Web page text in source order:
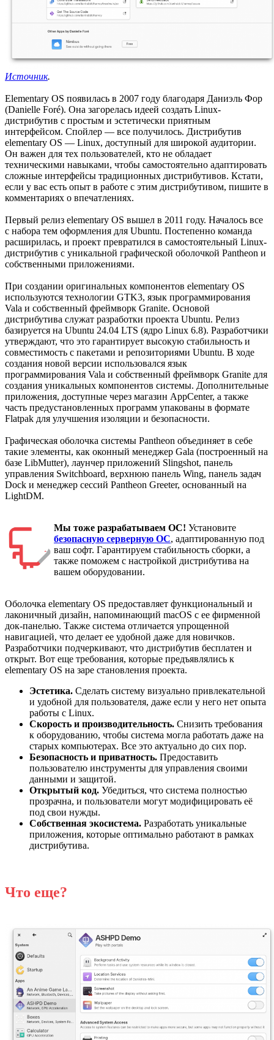
Источник.
Elementary OS появилась в 2007 году благодаря Даниэль Фор
(Danielle Foré). Она загорелась идеей создать Linux-
дистрибутив с простым и эстетически приятным
интерфейсом. Спойлер — все получилось. Дистрибутив
elementary OS — Linux, доступный для широкой аудитории.
Он важен для тех пользователей, кто не обладает
техническими навыками, чтобы самостоятельно адаптировать
сложные интерфейсы традиционных дистрибутивов. Кстати,
если у вас есть опыт в работе с этим дистрибутивом, пишите в
комментариях о впечатлениях.
Первый релиз elementary OS вышел в 2011 году. Началось все
с набора тем оформления для Ubuntu. Постепенно команда
расширилась, и проект превратился в самостоятельный Linux-
дистрибутив с уникальной графической оболочкой Pantheon и
собственными приложениями.
При создании оригинальных компонентов elementary OS
используются технологии GTK3, язык программирования
Vala и собственный фреймворк Granite. Основой
дистрибутива служат разработки проекта Ubuntu. Релиз
базируется на Ubuntu 24.04 LTS (ядро Linux 6.8). Разработчики
утверждают, что это гарантирует высокую стабильность и
совместимость с пакетами и репозиториями Ubuntu. В ходе
создания новой версии использовался язык
программирования Vala и собственный фреймворк Granite для
создания уникальных компонентов системы. Дополнительные
приложения, доступные через магазин AppCenter, а также
часть предустановленных программ упакованы в формате
Flatpak для улучшения изоляции и безопасности.
Графическая оболочка системы Pantheon объединяет в себе
такие элементы, как оконный менеджер Gala (построенный на
базе LibMutter), лаунчер приложений Slingshot, панель
управления Switchboard, верхнюю панель Wing, панель задач
Dock и менеджер сессий Pantheon Greeter, основанный на
LightDM.
Мы тоже разрабатываем ОС! Установите
безопасную серверную ОС, адаптированную под
ваш софт. Гарантируем стабильность сборки, а
также поможем с настройкой дистрибутива на
вашем оборудовании.
Оболочка elementary OS предоставляет функциональный и
лаконичный дизайн, напоминающий macOS с ее фирменной
док-панелью. Также система отличается упрощенной
навигацией, что делает ее удобной даже для новичков.
Разработчики подчеркивают, что дистрибутив бесплатен и
открыт. Вот еще требования, которые предъявлялись к
elementary OS на заре становления проекта.
Эстетика. Сделать систему визуально привлекательной
и удобной для пользователя, даже если у него нет опыта
работы с Linux.
Скорость и производительность. Снизить требования
к оборудованию, чтобы система могла работать даже на
старых компьютерах. Все это актуально до сих пор.
Безопасность и приватность. Предоставить
пользователю инструменты для управления своими
данными и защитой.
Открытый код. Убедиться, что система полностью
прозрачна, и пользователи могут модифицировать её
под свои нужды.
Собственная экосистема. Разработать уникальные
приложения, которые оптимально работают в рамках
дистрибутива.
Что еще?